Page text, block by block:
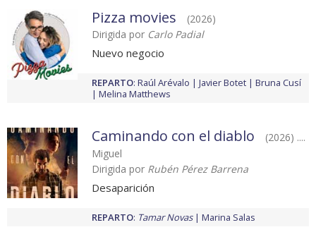
Pizza movies
(2026)
Dirigida por Carlo Padial
Nuevo negocio
REPARTO: Raúl Arévalo Javier Botet
Bruna Cusí
Melina Matthews
Caminando con el diablo
(2026) ....
Miguel
Dirigida por Rubén Pérez Barrena
Desaparición
REPARTO: Tamar Novas Marina Salas